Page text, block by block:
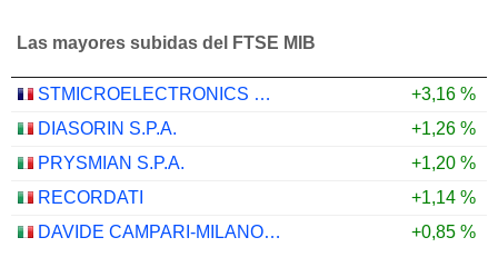
Las mayores subidas del FTSE MIB
STMICROELECTRONICS N.V.
+3,16 %
DIASORIN S.P.A.
+1,26 %
PRYSMIAN S.P.A.
+1,20 %
RECORDATI
+1,14 %
DAVIDE CAMPARI-MILANO N.V.
+0,85 %